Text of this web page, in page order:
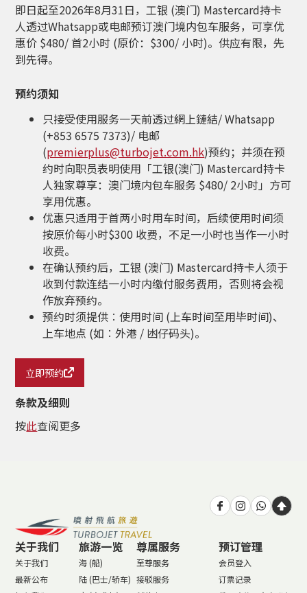
即日起至2026年8月31日，工银 (澳门) Mastercard持卡
人透过Whatsapp或电邮预订澳门境内包车服务，可享优
惠价 $480/ 首2小时 (原价：$300/ 小时)。供应有限，先
到先得。
预约须知
只接受使用服务一天前透过網上鏈結/ Whatsapp
(+853 6575 7373)/ 电邮
(premierplus@turbojet.com.hk)预约；并须在预
约时向职员表明使用「工银(澳门) Mastercard持卡
人独家尊享：澳门境内包车服务 $480/ 2小时」方可
享用优惠。
优惠只适用于首两小时用车时间，后续使用时间须
按原价每小时$300 收费，不足一小时也当作一小时
收费。
在确认预约后，工银 (澳门) Mastercard持卡人须于
收到付款连结一小时内缴付服务费用，否则将会视
作放弃预约。
预约时须提供︰使用时间 (上车时间至用毕时间)、
上车地点 (如︰外港 / 凼仔码头)。
立即预约
条款及细则
按此查阅更多
关于我们
关于我们
最新公布
旅游一览
海 (船)
陆 (巴士/轿车)
尊属服务
至尊服务
接驳服务
预订管理
会员登入
订票记录